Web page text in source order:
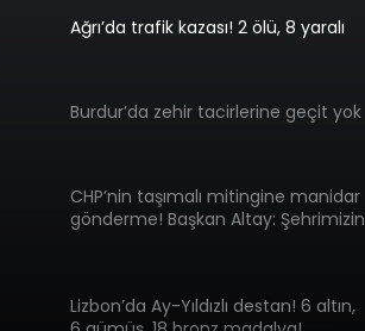
Ağrı’da trafik kazası! 2 ölü, 8 yaralı
Burdur’da zehir tacirlerine geçit yok
CHP’nin taşımalı mitingine manidar
gönderme! Başkan Altay: Şehrimizin
Lizbon’da Ay-Yıldızlı destan! 6 altın,
6 gümüş, 18 bronz madalya!